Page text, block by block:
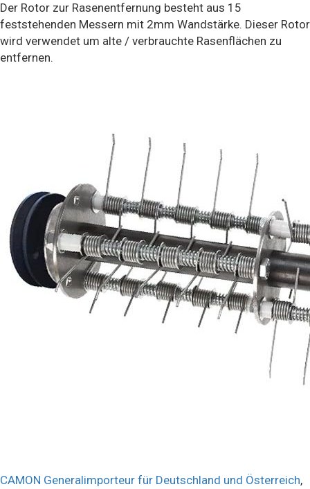
Der Rotor zur Rasenentfernung besteht aus 15
feststehenden Messern mit 2mm Wandstärke. Dieser Rotor
wird verwendet um alte / verbrauchte Rasenflächen zu
entfernen.
CAMON Generalimporteur für Deutschland und Österreich,